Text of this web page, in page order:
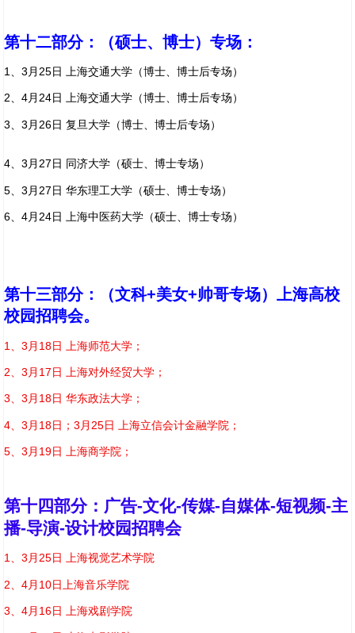
第十二部分：（硕士、博士）专场：
1、3月25日 上海交通大学（博士、博士后专场）
2、4月24日 上海交通大学（博士、博士后专场）
3、3月26日 复旦大学（博士、博士后专场）
4、3月27日 同济大学（硕士、博士专场）
5、3月27日 华东理工大学（硕士、博士专场）
6、4月24日 上海中医药大学（硕士、博士专场）
第十三部分：
（文科+美女+帅哥专场）上海高校
校园招聘会。
1 、3月18日 上海师范大学；
2 、3月17日 上海对外经贸大学；
3、3月18日 华东政法大学；
4、3月18日；3月25日 上海立信会计金融学院；
5、3月19日 上海商学院；
第十四部分：广告-文化-传媒-自媒体-短视频-主
播-导演-设计校园招聘会
1、3月25日 上海视觉艺术学院
2 、4月10日上海音乐学院
3 、4月16日 上海戏剧学院